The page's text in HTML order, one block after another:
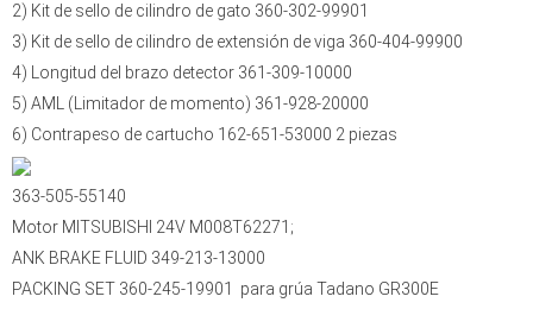
2) Kit de sello de cilindro de gato 360-302-99901
3) Kit de sello de cilindro de extensión de viga 360-404-99900
4) Longitud del brazo detector 361-309-10000
5) AML (Limitador de momento) 361-928-20000
6) Contrapeso de cartucho 162-651-53000 2 piezas
363-505-55140
Motor MITSUBISHI 24V M008T62271;
ANK BRAKE FLUID 349-213-13000
PACKING SET 360-245-19901 para grúa Tadano GR300E